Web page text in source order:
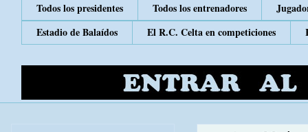
Todos los presidentes Todos los entrenadores
Estadio de Balaídos
El R.C. Celta en competiciones